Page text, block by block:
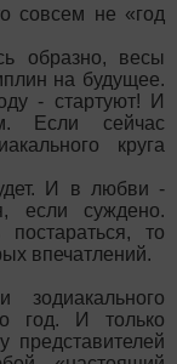
совсем не «год
образно, весы
на будущее.
- стартуют! И
Если сейчас
круга
И в любви -
если суждено.
то
впечатлений.
год. И только